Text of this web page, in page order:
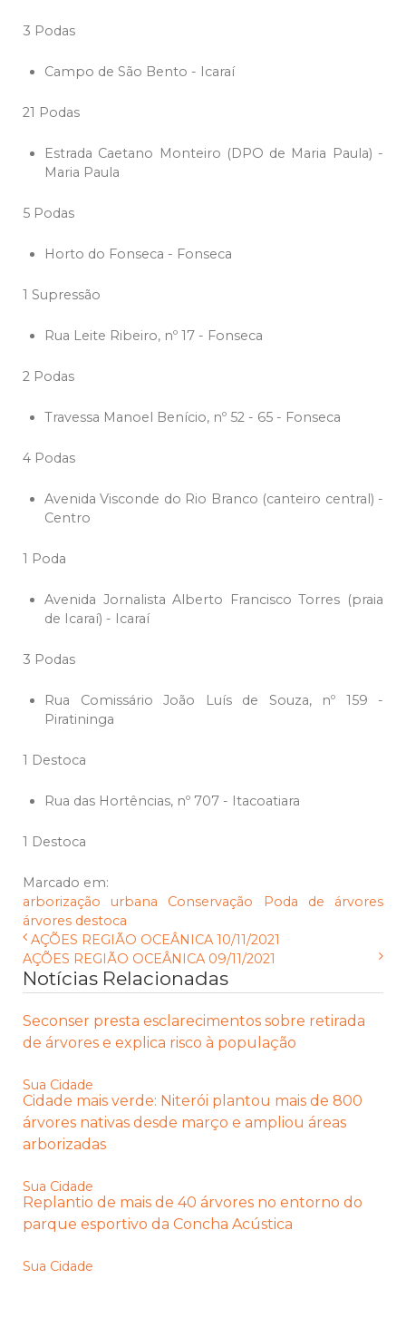
3 Podas
Campo de São Bento - Icaraí
21 Podas
Estrada Caetano Monteiro (DPO de Maria Paula) -
Maria Paula
5 Podas
Horto do Fonseca - Fonseca
1 Supressão
Rua Leite Ribeiro, nº 17 - Fonseca
2 Podas
Travessa Manoel Benício, nº 52 - 65 - Fonseca
4 Podas
Avenida Visconde do Rio Branco (canteiro central) -
Centro
1 Poda
Avenida Jornalista Alberto Francisco Torres (praia
de Icaraí) - Icaraí
3 Podas
Rua Comissário João Luís de Souza, nº 159 -
Piratininga
1 Destoca
Rua das Hortências, nº 707 - Itacoatiara
1 Destoca
Marcado em:
arborização urbana
Conservação
Poda de árvores
árvores destoca
AÇÕES REGIÃO OCEÂNICA 10/11/2021
AÇÕES REGIÃO OCEÂNICA 09/11/2021
Notícias Relacionadas
Seconser presta esclarecimentos sobre retirada
de árvores e explica risco à população
Sua Cidade
Cidade mais verde: Niterói plantou mais de 800
árvores nativas desde março e ampliou áreas
arborizadas
Sua Cidade
Replantio de mais de 40 árvores no entorno do
parque esportivo da Concha Acústica
Sua Cidade